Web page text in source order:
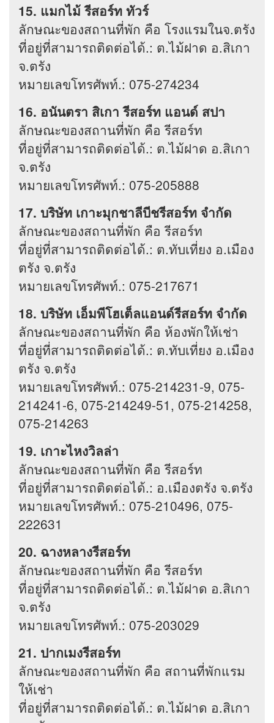
15. แมกไม้ รีสอร์ท ทัวร์
ลักษณะของสถานที่พัก คือ โรงแรมในจ.ตรัง
ที่อยู่ที่สามารถติดต่อได้.: ต.ไม้ฝาด อ.สิเกา
จ.ตรัง
หมายเลขโทรศัพท์.: 075-274234
16. อนันตรา สิเกา รีสอร์ท แอนด์ สปา
ลักษณะของสถานที่พัก คือ รีสอร์ท
ที่อยู่ที่สามารถติดต่อได้.: ต.ไม้ฝาด อ.สิเกา
จ.ตรัง
หมายเลขโทรศัพท์.: 075-205888
17. บริษัท เกาะมุกชาลีบีชรีสอร์ท จำกัด
ลักษณะของสถานที่พัก คือ รีสอร์ท
ที่อยู่ที่สามารถติดต่อได้.: ต.ทับเที่ยง อ.เมือง
ตรัง จ.ตรัง
หมายเลขโทรศัพท์.: 075-217671
18. บริษัท เอ็มพีโฮเต็ลแอนด์รีสอร์ท จำกัด
ลักษณะของสถานที่พัก คือ ห้องพักให้เช่า
ที่อยู่ที่สามารถติดต่อได้.: ต.ทับเที่ยง อ.เมือง
ตรัง จ.ตรัง
หมายเลขโทรศัพท์.: 075-214231-9, 075-
214241-6, 075-214249-51, 075-214258,
075-214263
19. เกาะไหงวิลล่า
ลักษณะของสถานที่พัก คือ รีสอร์ท
ที่อยู่ที่สามารถติดต่อได้.: อ.เมืองตรัง จ.ตรัง
หมายเลขโทรศัพท์.: 075-210496, 075-
222631
20. ฉางหลางรีสอร์ท
ลักษณะของสถานที่พัก คือ รีสอร์ท
ที่อยู่ที่สามารถติดต่อได้.: ต.ไม้ฝาด อ.สิเกา
จ.ตรัง
หมายเลขโทรศัพท์.: 075-203029
21. ปากเมงรีสอร์ท
ลักษณะของสถานที่พัก คือ สถานที่พักแรม
ให้เช่า
ที่อยู่ที่สามารถติดต่อได้.: ต.ไม้ฝาด อ.สิเกา